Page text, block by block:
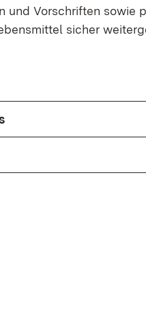
und Vorschriften sowie
sicher